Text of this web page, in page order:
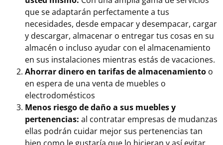
que se adaptarán perfectamente a tus
necesidades, desde empacar y desempacar, cargar
y descargar, almacenar o entregar tus cosas en su
almacén o incluso ayudar con el almacenamiento
en sus instalaciones mientras estás de vacaciones.
Ahorrar dinero en tarifas de almacenamiento o
en espera de una venta de muebles o
electrodomésticos
Menos riesgo de daño a sus muebles y
pertenencias: al contratar empresas de mudanzas
ellas podrán cuidar mejor sus pertenencias tan